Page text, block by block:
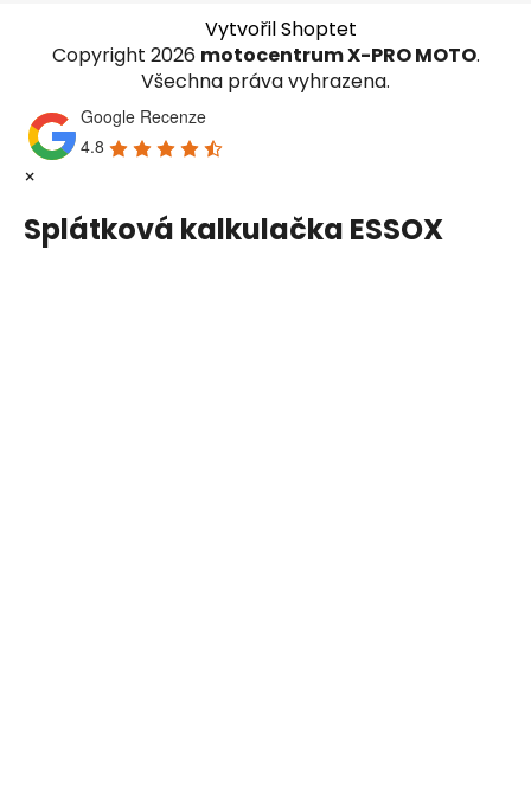
Vytvořil Shoptet
Copyright 2026 motocentrum X-PRO MOTO.
Všechna práva vyhrazena.
Google Recenze
4.8
×
Splátková kalkulačka ESSOX